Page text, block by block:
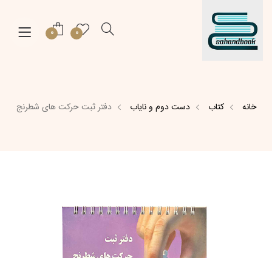
0
0
خانه کتاب دست دوم و نایاب دفتر ثبت حرکت های شطرنج